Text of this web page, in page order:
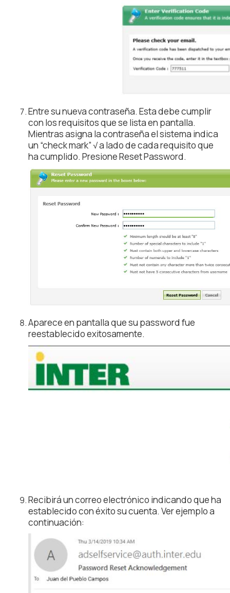
Entre su nueva contraseña. Esta debe cumplir
con los requisitos que se lista en pantalla.
Mientras asigna la contraseña el sistema indica
un “check mark” √ a lado de cada requisito que
ha cumplido. Presione Reset Password.
Aparece en pantalla que su password fue
reestablecido exitosamente.
Recibirá un correo electrónico indicando que ha
establecido con éxito su cuenta. Ver ejemplo a
continuación: